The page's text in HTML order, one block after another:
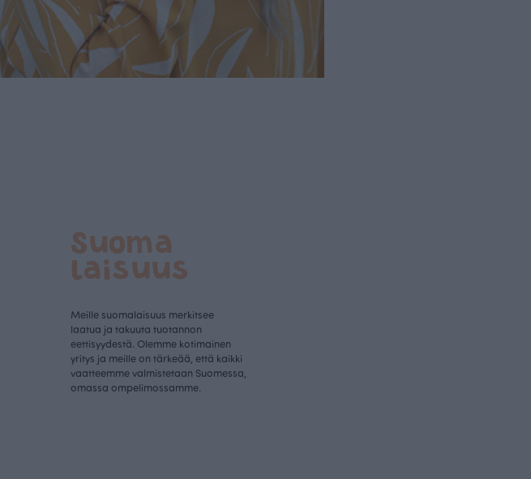
Suoma
laisuus
Meille suomalaisuus merkitsee
laatua ja takuuta tuotannon
eettisyydestä. Olemme kotimainen
yritys ja meille on tärkeää, että kaikki
vaatteemme valmistetaan Suomessa,
omassa ompelimossamme.